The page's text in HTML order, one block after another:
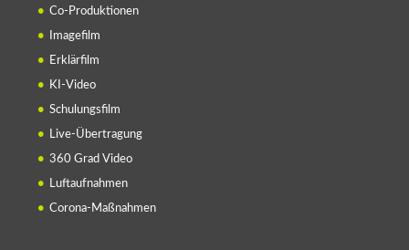
Co-Produktionen
Imagefilm
Erklärfilm
KI-Video
Schulungsfilm
Live-Übertragung
360 Grad Video
Luftaufnahmen
Corona-Maßnahmen